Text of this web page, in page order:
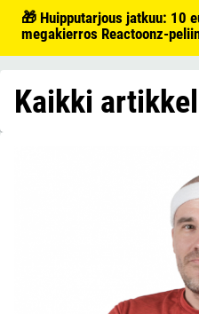
🎁 Huipputarjous jatkuu: 10
megakierros Reactoonz-
Kaikki